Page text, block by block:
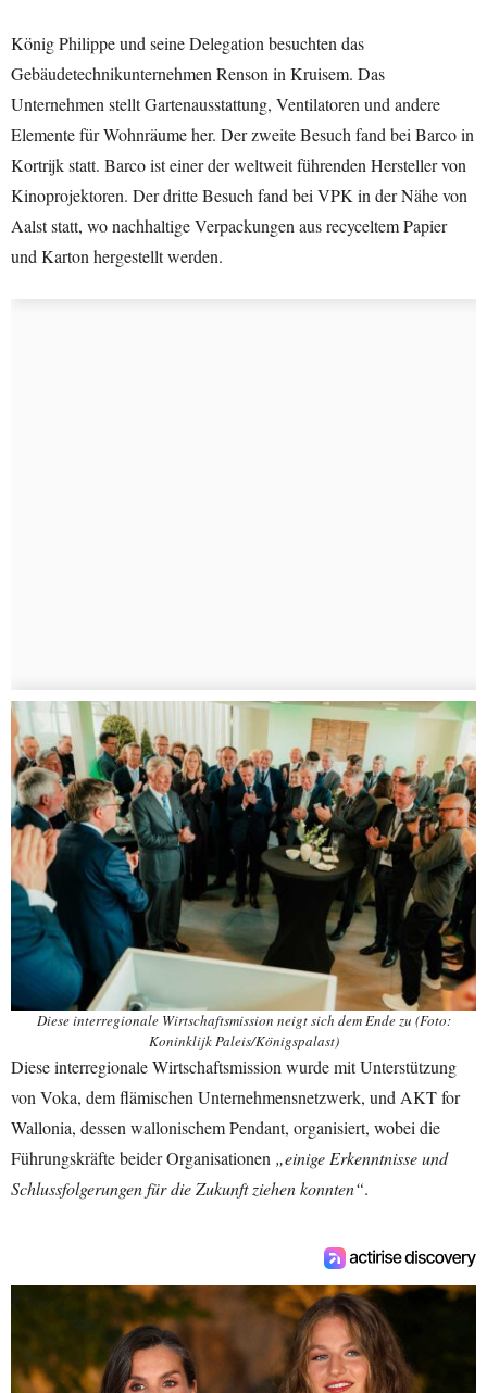
König Philippe und seine Delegation besuchten das
Gebäudetechnikunternehmen Renson in Kruisem. Das
Unternehmen stellt Gartenausstattung, Ventilatoren und andere
Elemente für Wohnräume her. Der zweite Besuch fand bei Barco in
Kortrijk statt. Barco ist einer der weltweit führenden Hersteller von
Kinoprojektoren. Der dritte Besuch fand bei VPK in der Nähe von
Aalst statt, wo nachhaltige Verpackungen aus recyceltem Papier
und Karton hergestellt werden.
Diese interregionale Wirtschaftsmission neigt sich dem Ende zu (Foto:
Koninklijk Paleis/Königspalast)
Diese interregionale Wirtschaftsmission wurde mit Unterstützung
von Voka, dem flämischen Unternehmensnetzwerk, und AKT for
Wallonia, dessen wallonischem Pendant, organisiert, wobei die
Führungskräfte beider Organisationen „einige Erkenntnisse und
Schlussfolgerungen für die Zukunft ziehen konnten“.